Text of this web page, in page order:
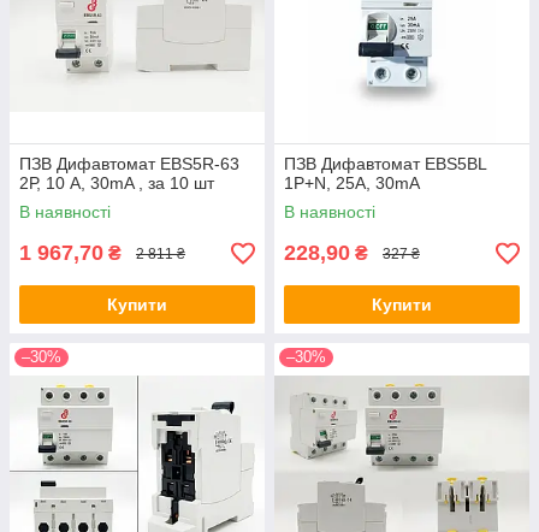
ПЗВ Дифавтомат EBS5R-63
2Р, 10 A, 30mA , за 10 шт
В наявності
1 967,70 ₴ 2 811 ₴
Купити
ПЗВ Дифавтомат EBS5BL
1P+N, 25A, 30mA
В наявності
228,90 ₴ 327 ₴
Купити
–30% –30%